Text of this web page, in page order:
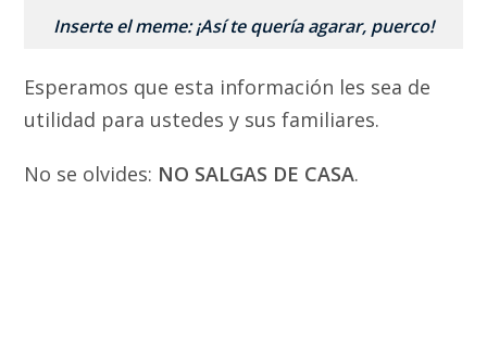
Inserte el meme: ¡Así te quería agarar, puerco!
Esperamos que esta información les sea de
utilidad para ustedes y sus familiares.
No se olvides: NO SALGAS DE CASA.